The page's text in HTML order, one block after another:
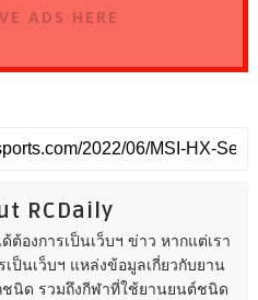
ADS HERE
RCDaily
ด้ต้องการเป็นเว็บฯ ข่าว หากแต่เรา
เป็นเว็บฯ แหล่งข้อมูลเกี่ยวกับยาน
นิด รวมถึงกีฬาที่ใช้ยานยนต์ชนิด